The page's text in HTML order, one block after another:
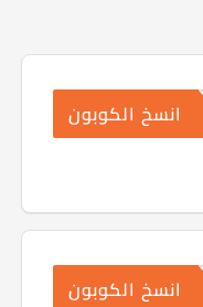
انسخ الكوبون
انسخ الكوبون